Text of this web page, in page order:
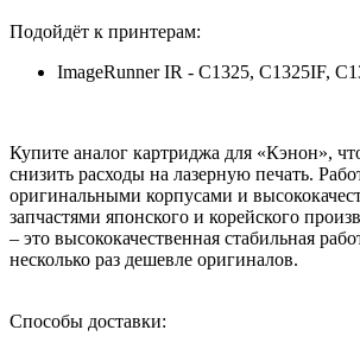
Подойдёт к принтерам:
ImageRunner IR - C1325, C1325IF,
Купите аналог картриджа для «Кэнон»,
снизить расходы на лазерную печать.
оригинальными корпусами и
запчастями японского и корейского
– это высококачественная стабильная
несколько раз дешевле оригиналов.
Способы доставки: